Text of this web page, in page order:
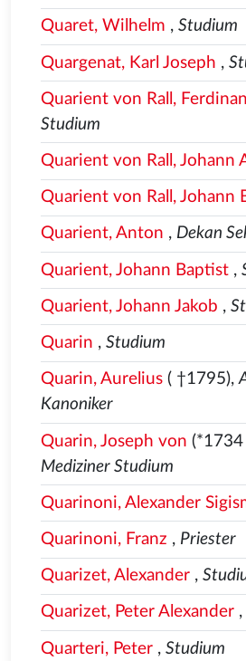
Quaret, Wilhelm , Studium
Quargenat, Karl Joseph ,
Quarient von Rall,
Studium
Quarient von Rall, Johann
Quarient von Rall, Johann
Quarient, Anton , Dekan
Quarient, Johann Baptist,
Quarient, Johann Jakob ,
Quarin , Studium
Quarin, Aurelius( †1795),
Kanoniker
Quarin, Joseph von
Mediziner Studium
Quarinoni, Alexander
Quarinoni, Franz , Priester
Quarizet, Alexander,
Quarizet, Peter Alexander,
Quarteri, Peter, Studium